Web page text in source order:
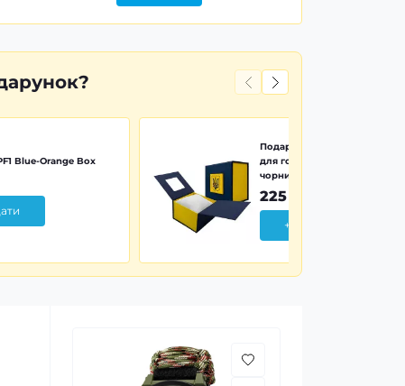
Blue-Orange Box
Подарункова картонна
для годинника синьо-жовта
чорним тризубом
225 грн
+ Додати